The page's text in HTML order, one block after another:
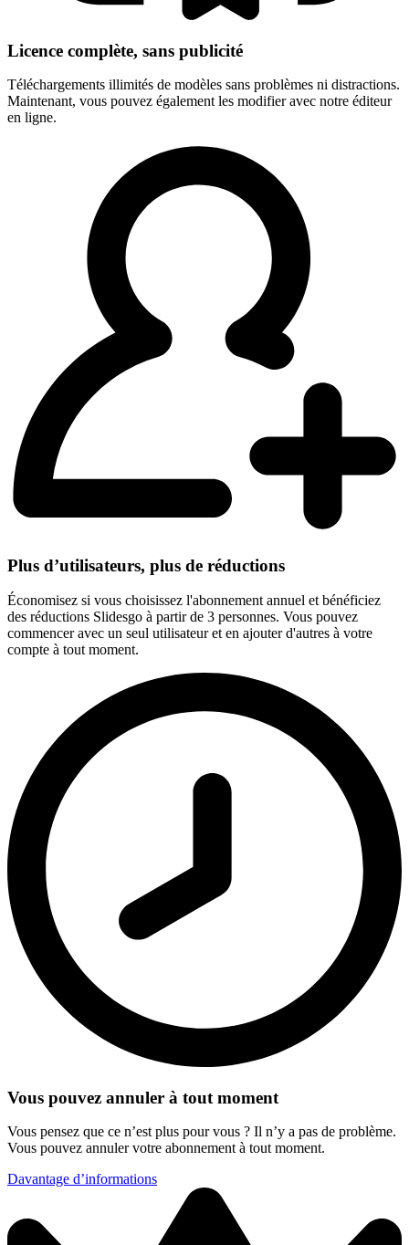
Licence complète, sans publicité
Téléchargements illimités de modèles sans problèmes ni distractions.
Maintenant, vous pouvez également les modifier avec notre éditeur
en ligne.
Plus d’utilisateurs, plus de réductions
Économisez si vous choisissez l'abonnement annuel et bénéficiez
des réductions Slidesgo à partir de 3 personnes. Vous pouvez
commencer avec un seul utilisateur et en ajouter d'autres à votre
compte à tout moment.
Vous pouvez annuler à tout moment
Vous pensez que ce n’est plus pour vous ? Il n’y a pas de problème.
Vous pouvez annuler votre abonnement à tout moment.
Davantage d’informations